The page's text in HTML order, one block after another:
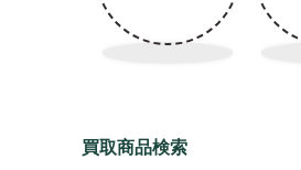
買取商品検索